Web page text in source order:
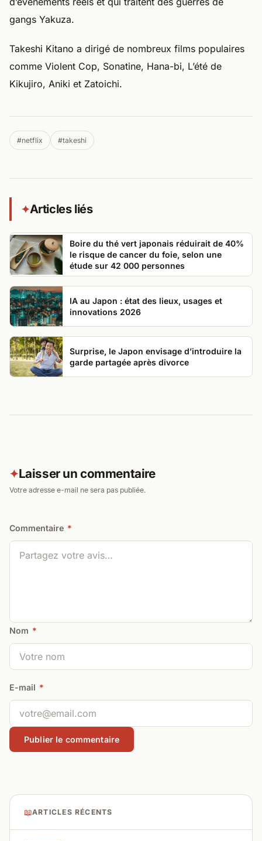
gangs Yakuza.
Takeshi Kitano a dirigé de nombreux films populaires
comme Violent Cop, Sonatine, Hana-bi, L’été de
Kikujiro, Aniki et Zatoichi.
#netflix #takeshi
✦Articles liés
Boire du thé vert japonais réduirait de 40%
le risque de cancer du foie, selon une
étude sur 42 000 personnes
IA au Japon : état des lieux, usages et
innovations 2026
Surprise, le Japon envisage d’introduire la
garde partagée après divorce
✦Laisser un commentaire
Votre adresse e-mail ne sera pas publiée.
Commentaire *
Nom *
E-mail *
📖ARTICLES RÉCENTS